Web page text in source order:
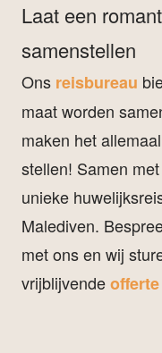
Laat een
samenstellen
Ons reisbureau
maat worden
maken het
stellen! Samen
unieke
Malediven.
met ons en wij
vrijblijvende